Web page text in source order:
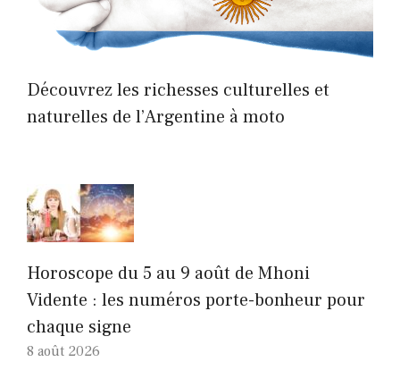
Découvrez les richesses culturelles et
naturelles de l’Argentine à moto
Horoscope du 5 au 9 août de Mhoni
Vidente : les numéros porte-bonheur pour
chaque signe
8 août 2026